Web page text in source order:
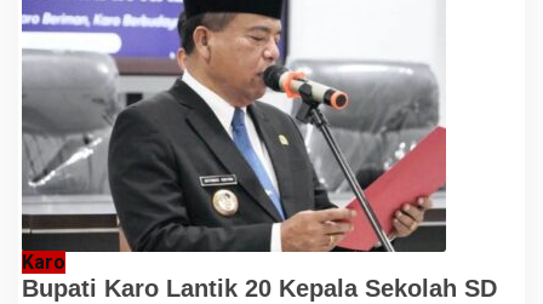
Karo
Bupati Karo Lantik 20 Kepala Sekolah SD